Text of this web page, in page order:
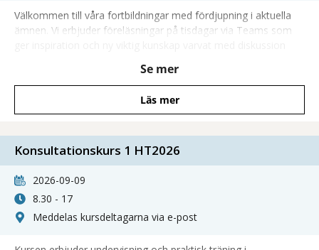
Välkommen till våra fortbildningar med fördjupning i aktuella
ämnen. Vi erbjuder föreläsningar på tisdagar via Teams som
Se mer
Läs mer
Konsultationskurs 1 HT2026
2026-09-09
8.30 - 17
Meddelas kursdeltagarna via e-post